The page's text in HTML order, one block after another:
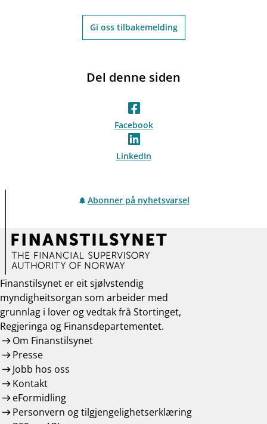
Gi oss tilbakemelding
Del denne siden
Facebook
LinkedIn
Abonner på nyhetsvarsel
Finanstilsynet er eit sjølvstendig
myndigheitsorgan som arbeider med
grunnlag i lover og vedtak frå Stortinget,
Regjeringa og Finansdepartementet.
Om Finanstilsynet
Presse
Jobb hos oss
Kontakt
eFormidling
Personvern og tilgjengelighetserklæring